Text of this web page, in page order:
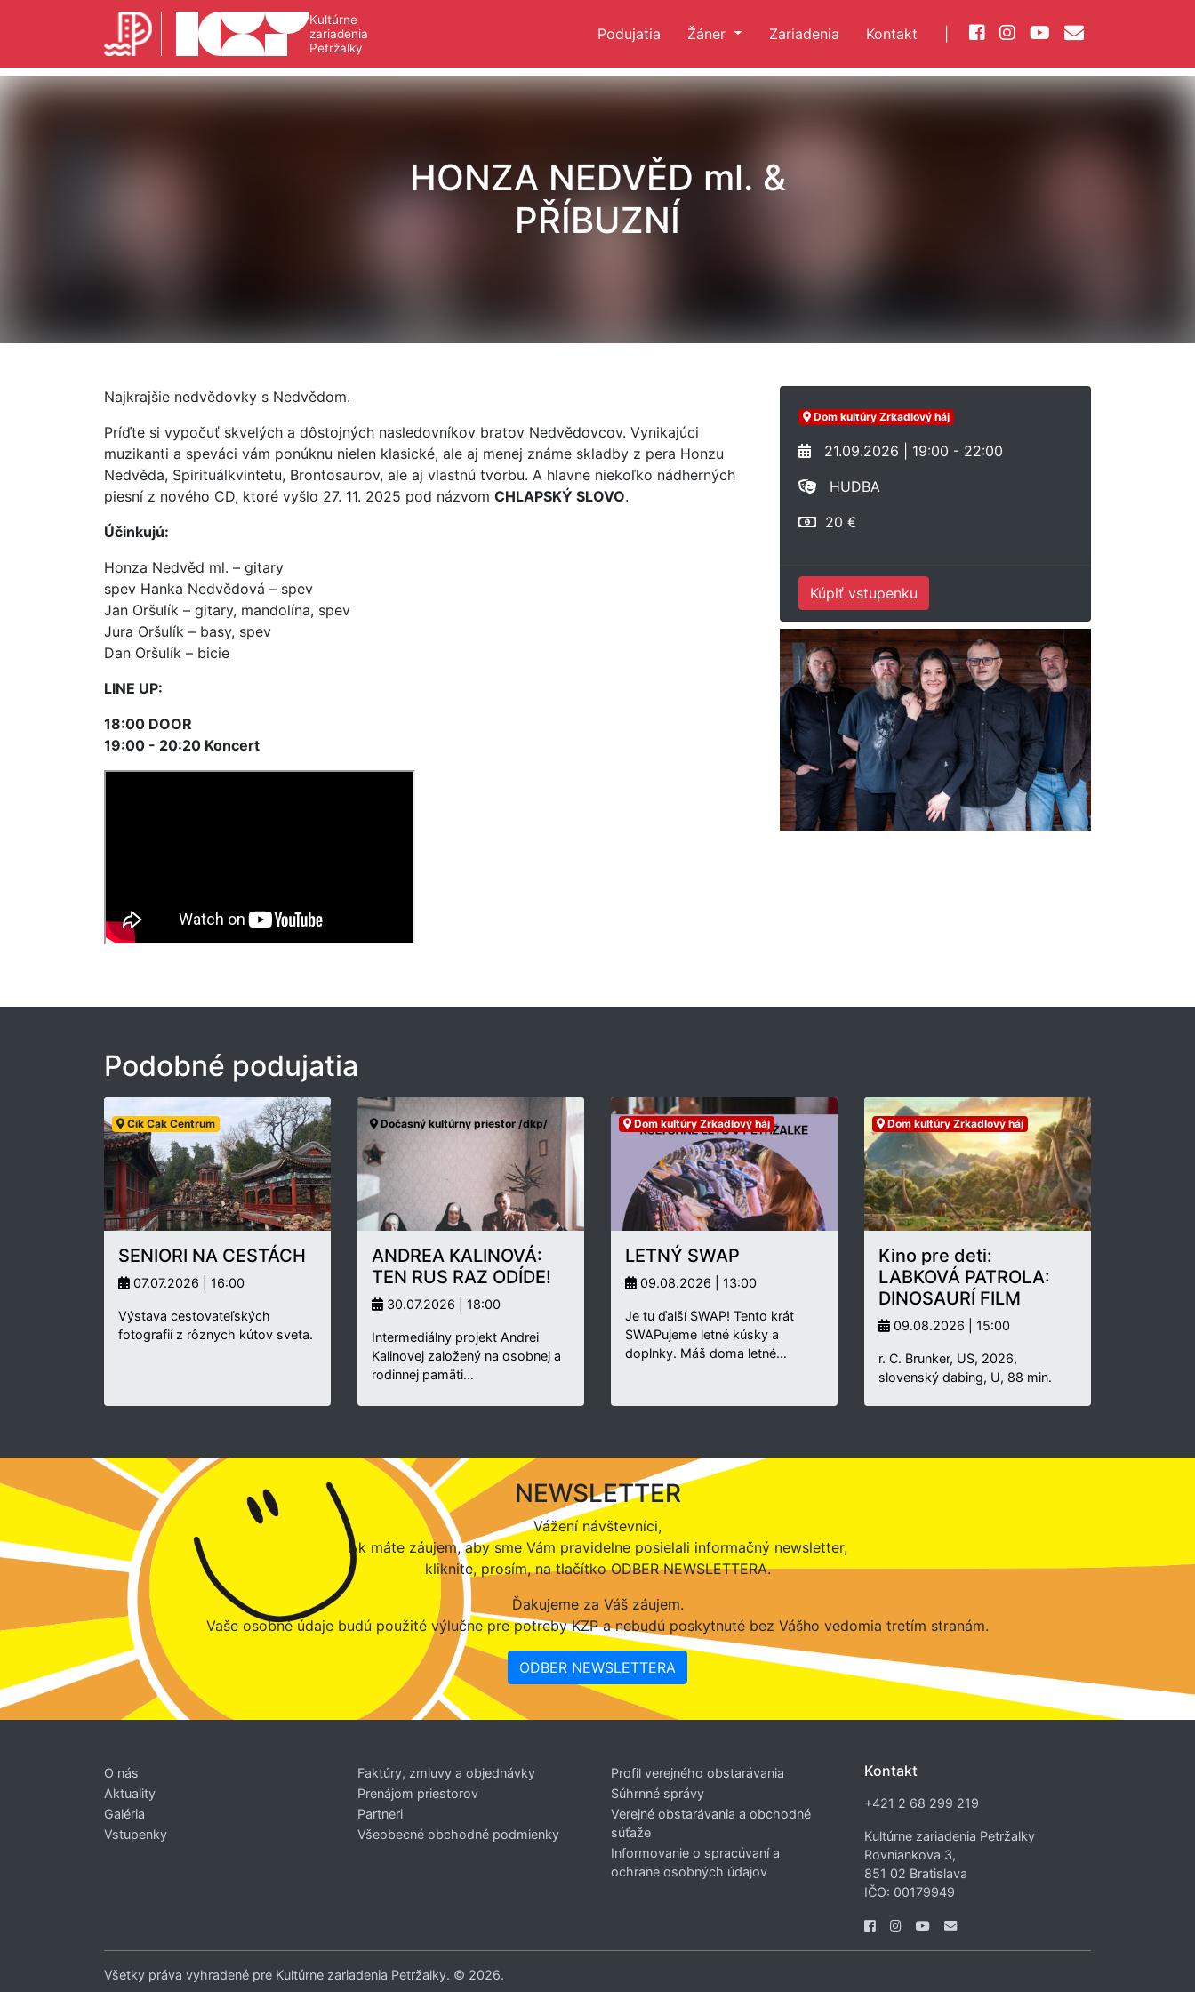
Kultúrne
zariadenia
Petržalky
Podujatia Žáner Zariadenia Kontakt
HONZA NEDVĚD ml. &
PŘÍBUZNÍ
Najkrajšie nedvědovky s Nedvědom.
Príďte si vypočuť skvelých a dôstojných nasledovníkov bratov Nedvědovcov. Vynikajúci
muzikanti a speváci vám ponúknu nielen klasické, ale aj menej známe skladby z pera Honzu
Nedvěda, Spirituálkvintetu, Brontosaurov, ale aj vlastnú tvorbu. A hlavne niekoľko nádherných
piesní z nového CD, ktoré vyšlo 27. 11. 2025 pod názvom CHLAPSKÝ SLOVO.
Účinkujú:
Honza Nedvěd ml. – gitary
spev Hanka Nedvědová – spev
Jan Oršulík – gitary, mandolína, spev
Jura Oršulík – basy, spev
Dan Oršulík – bicie
LINE UP:
18:00 DOOR
19:00 - 20:20 Koncert
Dom kultúry Zrkadlový háj
21.09.2026 | 19:00 - 22:00
HUDBA
20 €
Kúpiť vstupenku
Podobné podujatia
Cik Cak Centrum
SENIORI NA CESTÁCH
07.07.2026 | 16:00
Výstava cestovateľských
fotografií z rôznych kútov sveta.
Dočasný kultúrny priestor /dkp/
ANDREA KALINOVÁ:
TEN RUS RAZ ODÍDE!
30.07.2026 | 18:00
Intermediálny projekt Andrei
Kalinovej založený na osobnej a
rodinnej pamäti…
Dom kultúry Zrkadlový háj
LETNÝ SWAP
09.08.2026 | 13:00
Je tu ďalší SWAP! Tento krát
SWAPujeme letné kúsky a
doplnky. Máš doma letné…
Dom kultúry Zrkadlový háj
Kino pre deti:
LABKOVÁ PATROLA:
DINOSAURÍ FILM
09.08.2026 | 15:00
r. C. Brunker, US, 2026,
slovenský dabing, U, 88 min.
NEWSLETTER
Vážení návštevníci,
Ak máte záujem, aby sme Vám pravidelne posielali informačný newsletter,
kliknite, prosím, na tlačítko ODBER NEWSLETTERA.
Ďakujeme za Váš záujem.
Vaše osobné údaje budú použité výlučne pre potreby KZP a nebudú poskytnuté bez Vášho vedomia tretím stranám.
ODBER NEWSLETTERA
O nás
Aktuality
Galéria
Vstupenky
Faktúry, zmluvy a objednávky
Prenájom priestorov
Partneri
Všeobecné obchodné podmienky
Profil verejného obstarávania
Súhrnné správy
Verejné obstarávania a obchodné
súťaže
Informovanie o spracúvaní a
ochrane osobných údajov
Kontakt
+421 2 68 299 219
Kultúrne zariadenia Petržalky
Rovniankova 3,
851 02 Bratislava
IČO: 00179949
Všetky práva vyhradené pre Kultúrne zariadenia Petržalky. © 2026.